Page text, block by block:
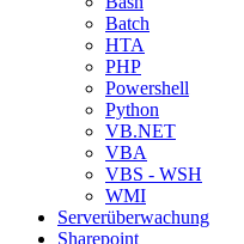
Batch
HTA
PHP
Powershell
Python
VB.NET
VBA
VBS - WSH
WMI
Serverüberwachung
Sharepoint